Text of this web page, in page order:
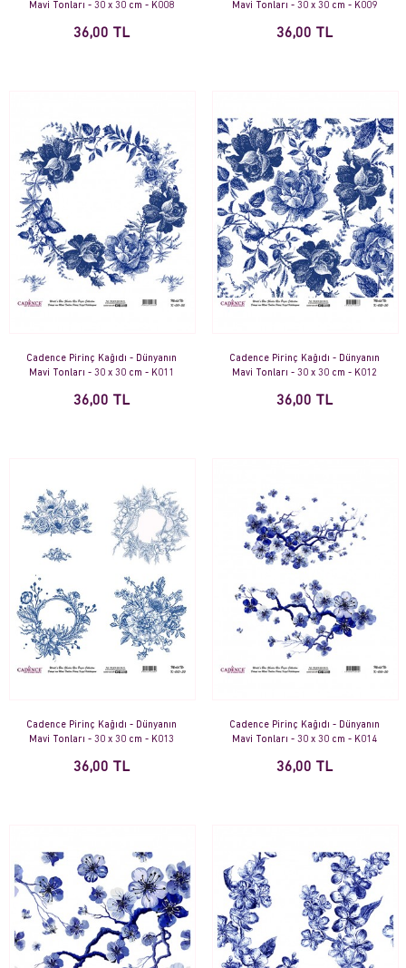
Mavi Tonları - 30 x 30 cm - K008
36,00 TL
Mavi Tonları - 30 x 30 cm - K009
36,00 TL
Cadence Pirinç Kağıdı - Dünyanın
Mavi Tonları - 30 x 30 cm - K011
36,00 TL
Cadence Pirinç Kağıdı - Dünyanın
Mavi Tonları - 30 x 30 cm - K012
36,00 TL
Cadence Pirinç Kağıdı - Dünyanın
Mavi Tonları - 30 x 30 cm - K013
36,00 TL
Cadence Pirinç Kağıdı - Dünyanın
Mavi Tonları - 30 x 30 cm - K014
36,00 TL